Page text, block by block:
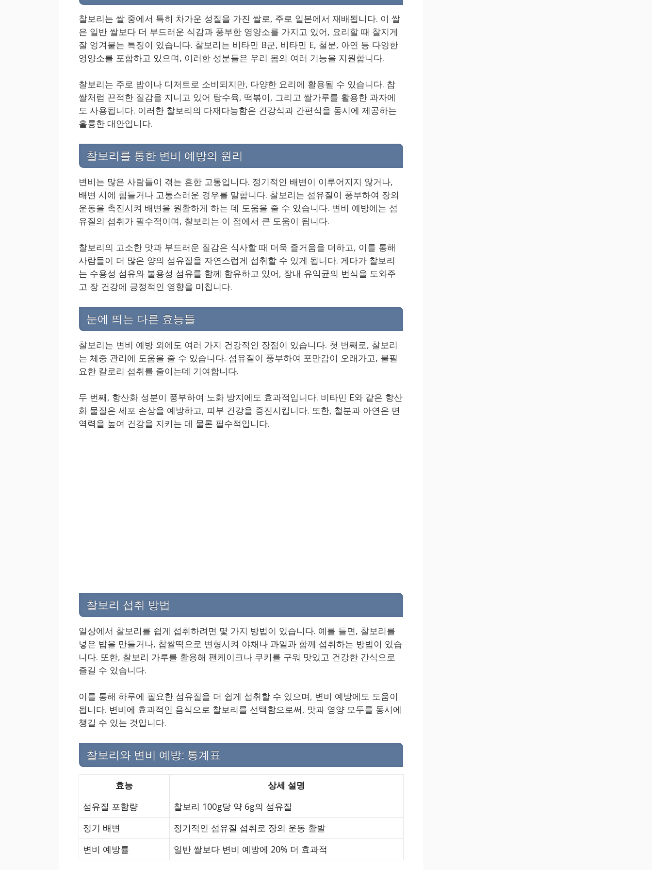
찰보리는 쌀 중에서 특히 차가운 성질을 가진 쌀로, 주로 일본에서 재배됩니다. 이 쌀
은 일반 쌀보다 더 부드러운 식감과 풍부한 영양소를 가지고 있어, 요리할 때 찰지게
잘 엉겨붙는 특징이 있습니다. 찰보리는 비타민 B군, 비타민 E, 철분, 아연 등 다양한
영양소를 포함하고 있으며, 이러한 성분들은 우리 몸의 여러 기능을 지원합니다.
찰보리는 주로 밥이나 디저트로 소비되지만, 다양한 요리에 활용될 수 있습니다. 찹
쌀처럼 끈적한 질감을 지니고 있어 탕수육, 떡볶이, 그리고 쌀가루를 활용한 과자에
도 사용됩니다. 이러한 찰보리의 다재다능함은 건강식과 간편식을 동시에 제공하는
훌륭한 대안입니다.
찰보리를 통한 변비 예방의 원리
변비는 많은 사람들이 겪는 흔한 고통입니다. 정기적인 배변이 이루어지지 않거나,
배변 시에 힘들거나 고통스러운 경우를 말합니다. 찰보리는 섬유질이 풍부하여 장의
운동을 촉진시켜 배변을 원활하게 하는 데 도움을 줄 수 있습니다. 변비 예방에는 섬
유질의 섭취가 필수적이며, 찰보리는 이 점에서 큰 도움이 됩니다.
찰보리의 고소한 맛과 부드러운 질감은 식사할 때 더욱 즐거움을 더하고, 이를 통해
사람들이 더 많은 양의 섬유질을 자연스럽게 섭취할 수 있게 됩니다. 게다가 찰보리
는 수용성 섬유와 불용성 섬유를 함께 함유하고 있어, 장내 유익균의 번식을 도와주
고 장 건강에 긍정적인 영향을 미칩니다.
눈에 띄는 다른 효능들
찰보리는 변비 예방 외에도 여러 가지 건강적인 장점이 있습니다. 첫 번째로, 찰보리
는 체중 관리에 도움을 줄 수 있습니다. 섬유질이 풍부하여 포만감이 오래가고, 불필
요한 칼로리 섭취를 줄이는데 기여합니다.
두 번째, 항산화 성분이 풍부하여 노화 방지에도 효과적입니다. 비타민 E와 같은 항산
화 물질은 세포 손상을 예방하고, 피부 건강을 증진시킵니다. 또한, 철분과 아연은 면
역력을 높여 건강을 지키는 데 물론 필수적입니다.
찰보리 섭취 방법
일상에서 찰보리를 쉽게 섭취하려면 몇 가지 방법이 있습니다. 예를 들면, 찰보리를
넣은 밥을 만들거나, 찹쌀떡으로 변형시켜 야채나 과일과 함께 섭취하는 방법이 있습
니다. 또한, 찰보리 가루를 활용해 팬케이크나 쿠키를 구워 맛있고 건강한 간식으로
즐길 수 있습니다.
이를 통해 하루에 필요한 섬유질을 더 쉽게 섭취할 수 있으며, 변비 예방에도 도움이
됩니다. 변비에 효과적인 음식으로 찰보리를 선택함으로써, 맛과 영양 모두를 동시에
챙길 수 있는 것입니다.
찰보리와 변비 예방: 통계표
효능
상세 설명
섬유질 포함량
찰보리 100g당 약 6g의 섬유질
정기 배변
정기적인 섬유질 섭취로 장의 운동 활발
변비 예방률
일반 쌀보다 변비 예방에 20% 더 효과적